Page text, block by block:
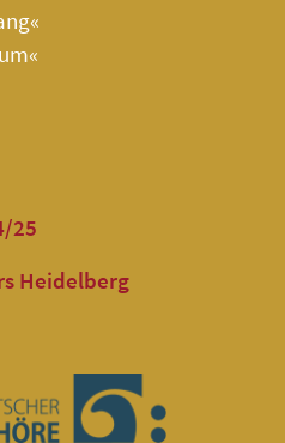
25
Heidelberg